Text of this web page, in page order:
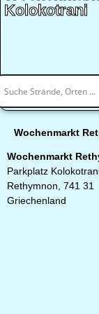
Kolokotrani
Wochenmarkt
Wochenmarkt
Parkplatz
Rethymnon, 741 31
Griechenland